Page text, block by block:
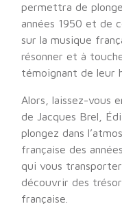
permettra de
années 1950 et de
sur la musique
résonner et à
témoignant de leur
Alors, laissez-vous
de Jacques Brel,
plongez dans
française des
qui vous
découvrir des
française.